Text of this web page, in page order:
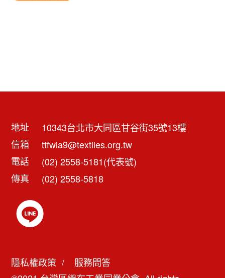
隱私權政策
服務問答
地址
10343台北市大同區甘谷街35號13樓
信箱
ttfwia9@textiles.org.tw
電話
(02) 2558-5181(代表號)
傳真
(02) 2558-5818